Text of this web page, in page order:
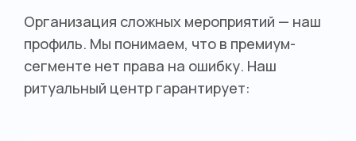
Организация сложных мероприятий — наш
профиль. Мы понимаем, что в премиум-
сегменте нет права на ошибку. Наш
ритуальный центр гарантирует: